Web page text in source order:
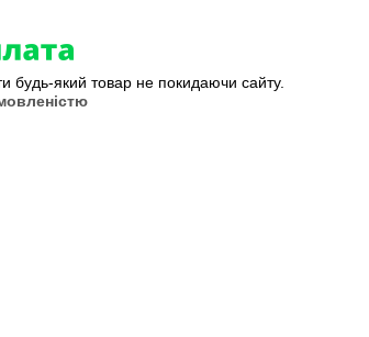
будь-який товар не покидаючи сайту.